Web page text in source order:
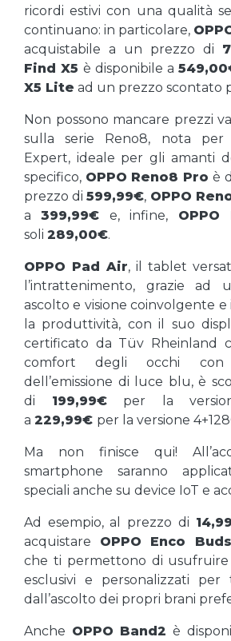
ricordi estivi con una qualità
continuano: in particolare,
acquistabile a un prezzo di
Find X5 è disponibile a
X5 Lite ad un prezzo scontato
Non possono mancare prezzi
sulla serie Reno8, nota per
Expert, ideale per gli amanti
specifico, OPPO Reno8 Proè
prezzo di599,99€, OPPO
a399,99€ e, infine,
soli 289,00€.
OPPO Pad Air, il tablet
l’intrattenimento, grazie ad
ascolto e visione coinvolgente e
la produttività, con il suo
certificato da Tüv Rheinland
comfort degli occhi
dell’emissione di luce blu, è
di 199,99€per la
a 229,99€ per la versione
Ma non finisce qui!
smartphone saranno
speciali anche su device IoT e
Ad esempio, al prezzo di
acquistare OPPO Enco
che ti permettono di
esclusivi e personalizzati
dall’ascolto dei propri brani
Anche OPPO Band2 è